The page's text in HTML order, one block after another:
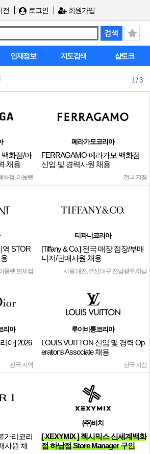
전 로그인 회원가입
인재정보 지도검색 샵토크
1/ 3
화점/아
채용
화점, 아울렛
페라가모코리아
FERRAGAMO 페라가모 백화점
신입 및 경력사원 채용
전국 지점
역 STOR
울렛,면세점
티파니코리아
[Tiffany & Co.] 전국 매장 점장/부매
니저/판매사원 채용
서울,대전,부산,대구,전남광주,하남
리아
아] 2026
전국 지역
루이비통코리아
LOUIS VUITTON 신입 및 경력 Op
erations Associate 채용
전국 지점
가리코리
사원 채
(주)비치
[ XEXYMIX ] 젝시믹스 신세계백화
점 하남점 Store Manager 구인